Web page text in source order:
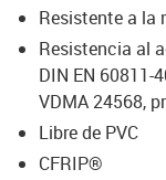
Resistente a la
Resistencia al
DIN EN 60811-
VDMA 24568,
Libre de PVC
CFRIP®